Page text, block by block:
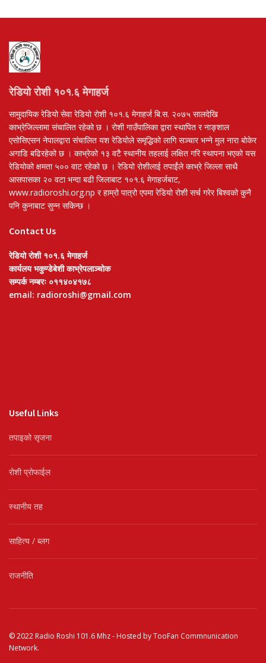
रेडियो रोशी १०१.६ मेगाहर्ज
सामुदायिक रेडियो सेवा रेडियो रोशी १०१.६ मेगाहर्ज बि.स. २०७५ सालदेखि
काभ्रेजिल्लामा संचालित रहेको छ । रोशी गाउँपालिका द्वारा स्थापित र नाङ्शाल
एसोसिएसन नेपालद्वारा संचालित यश रेडियोले समृद्धिको लागि सञ्चार भन्ने मुल नारा बोकेर
अगाडि बढिरहेको छ । काभ्रेको १३ वटै स्थानीय तहलाई लक्षित गरि स्थापना भएको यस
रेडियोको क्षमता ५०० वाट रहेको छ । रेडियो रोशीलाई तपाईंले काभ्रे जिल्ला साथै
आसपासका २० वटा भन्दा बढी जिलाबाट १०१.६ मेगाहर्जबाट,
www.radioroshi.org.np र हाम्रो पात्रो एपमा रेडियो रोशी सर्च गरेर बिश्वको कुनै
पनि कुनाबाट सुन्न सकिन्छ ।
Contact Us
रेडियो रोशी १०१.६ मेगाहर्ज
कार्यलय भकुण्डेबेशी काभ्रेपलाञ्चोक
सम्पर्क नम्बरः ०११४०४१७८
email: radioroshi@gmail.com
Useful Links
तपाइको सृजना
रोशी प्रोफाईल
स्थानीय तह
साहित्य / ब्लग
राजनीति
© 2022 Radio Roshi 101.6 Mhz- Hosted byTooFan Commnunication
Network.